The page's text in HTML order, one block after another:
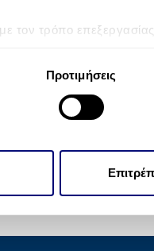
τον τρόπο
εξατομίκευση
τους.
Προτιμήσεις